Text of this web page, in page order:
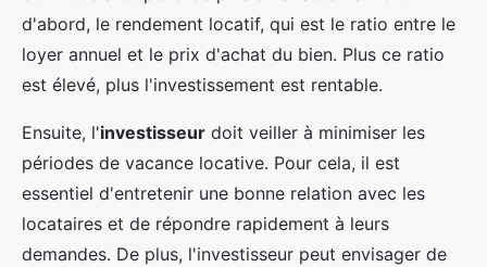
d'abord, le rendement locatif, qui est le ratio entre le
loyer annuel et le prix d'achat du bien. Plus ce ratio
est élevé, plus l'investissement est rentable.
Ensuite, l'investisseur doit veiller à minimiser les
périodes de vacance locative. Pour cela, il est
essentiel d'entretenir une bonne relation avec les
locataires et de répondre rapidement à leurs
demandes. De plus, l'investisseur peut envisager de